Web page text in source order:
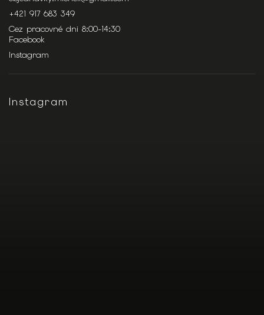
+421 917 683 349
Cez pracovné dni 8:00-14:30
Facebook
Instagram
Instagram